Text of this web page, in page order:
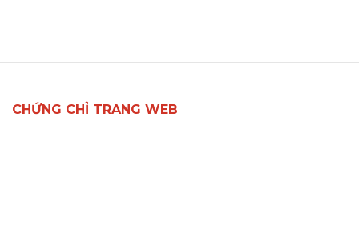
CHỨNG CHỈ TRANG WEB